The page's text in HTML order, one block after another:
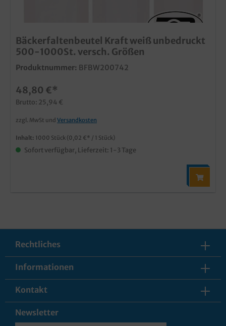
Bäckerfaltenbeutel Kraft weiß unbedruckt
500-1000St. versch. Größen
Produktnummer: BFBW200742
48,80 €*
Brutto: 25,94 €
zzgl. MwSt und Versandkosten
Inhalt: 1000 Stück (0,02 €* / 1 Stück)
Sofort verfügbar, Lieferzeit: 1-3 Tage
Rechtliches
Informationen
Kontakt
Newsletter